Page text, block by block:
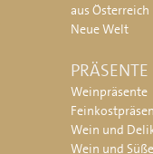
aus Österreich
Neue Welt
PRÄSENTE
Weinpräsente
Wein und
Wein und